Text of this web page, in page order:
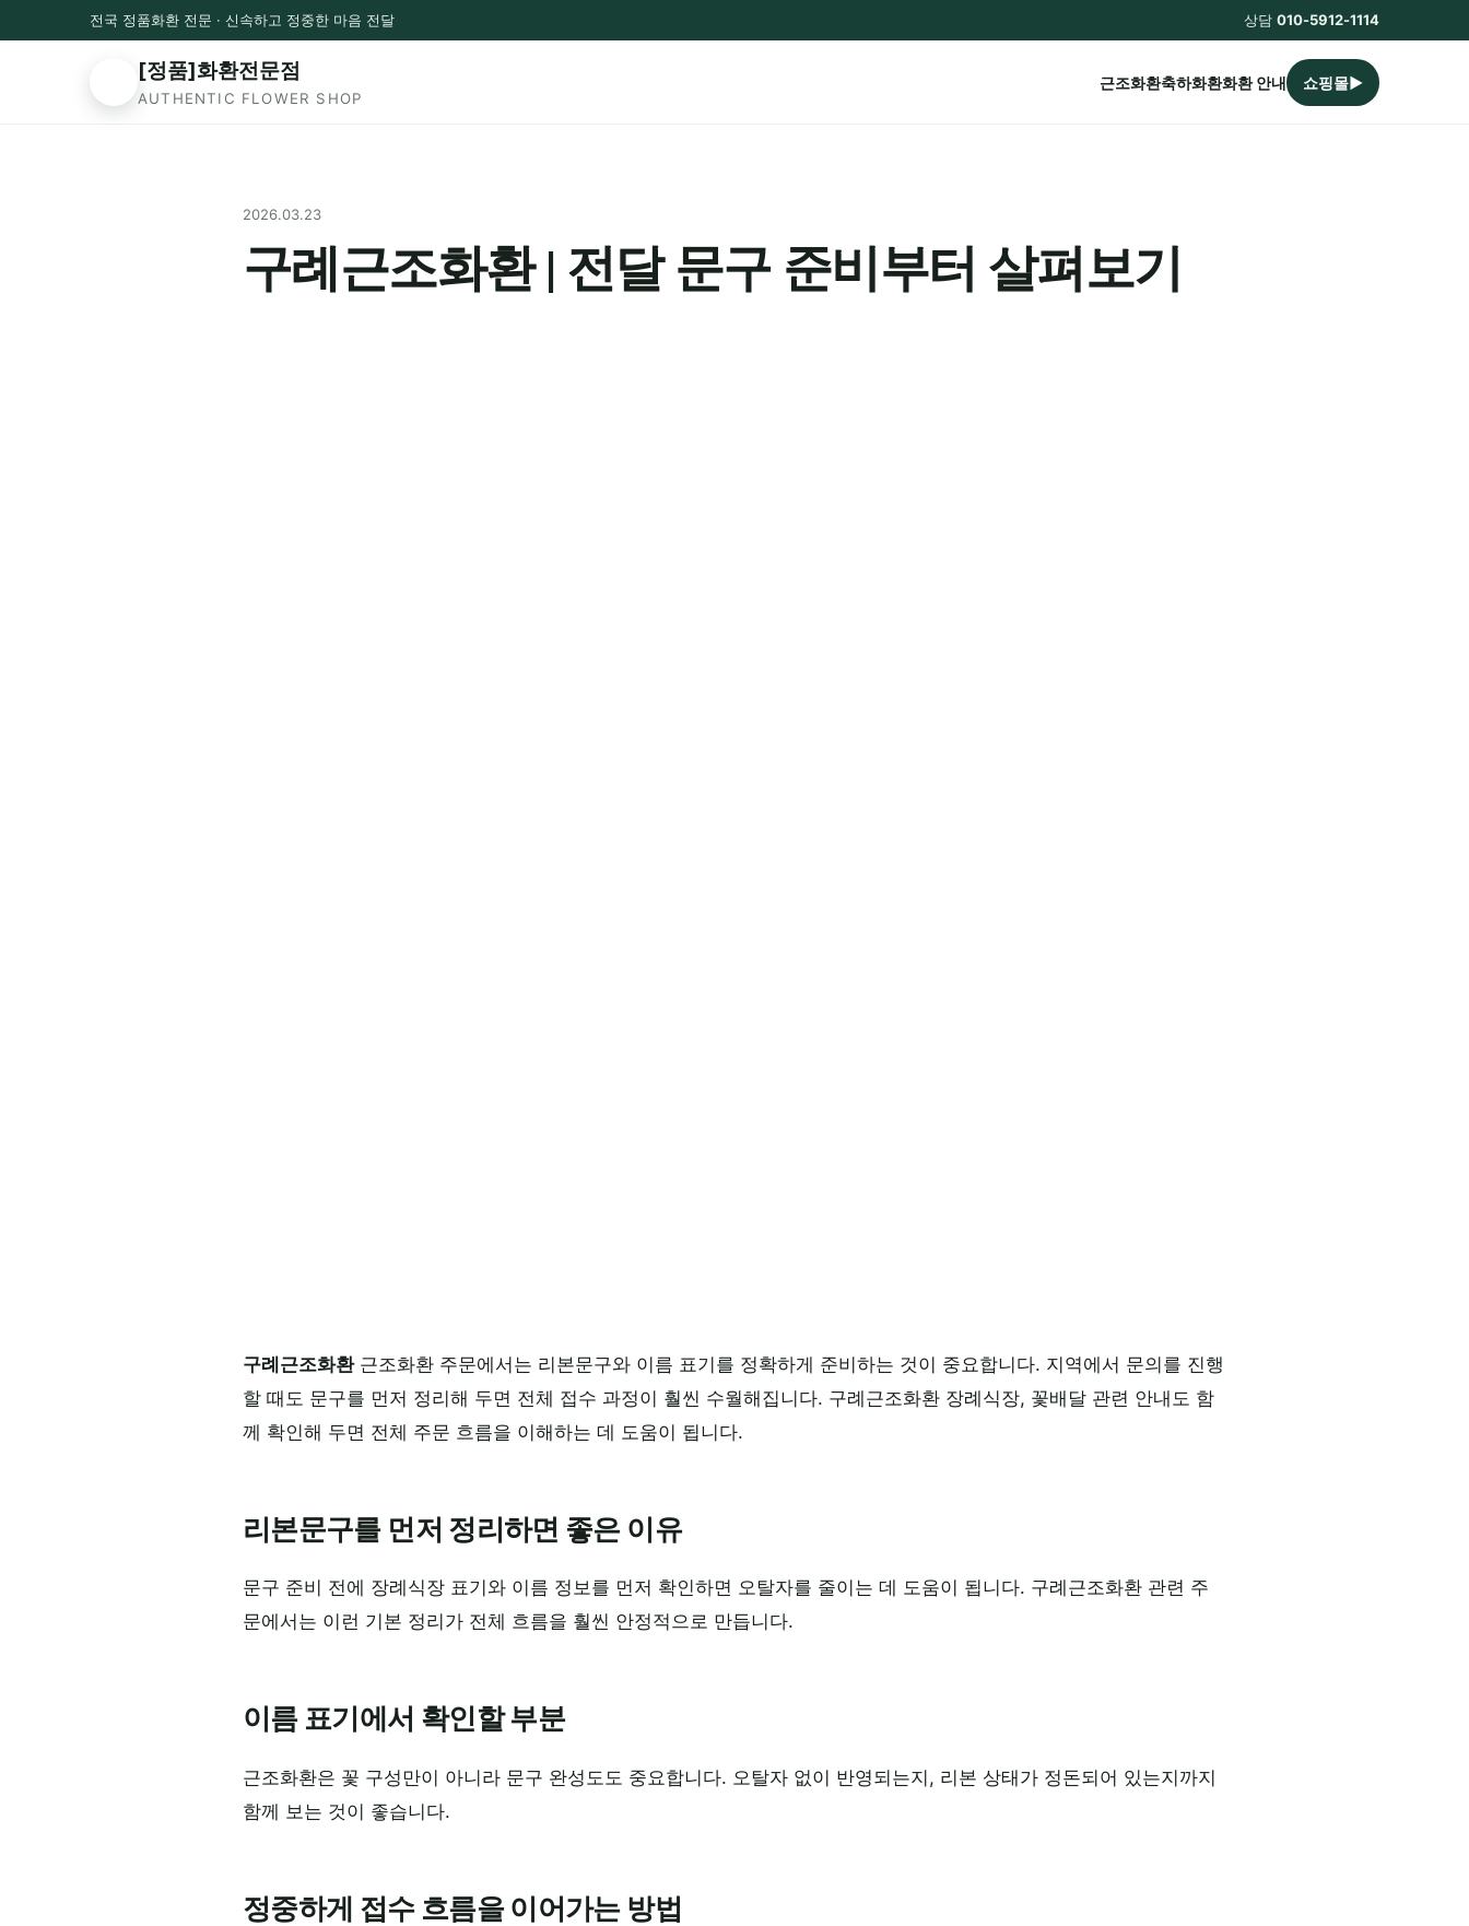
전국 정품화환 전문 · 신속하고 정중한 마음 전달 상담 010-5912-1114
[정품]화환전문점
AUTHENTIC FLOWER SHOP
근조화환축하화환화환 안내 쇼핑몰▶
2026.03.23
구례근조화환 | 전달 문구 준비부터 살펴보기
구례근조화환근조화환 주문에서는 리본문구와 이름 표기를 정확하게 준비하는 것이 중요합니다. 지역에서 문의를 진행
할 때도 문구를 먼저 정리해 두면 전체 접수 과정이 훨씬 수월해집니다. 구례근조화환 장례식장, 꽃배달 관련 안내도 함
께 확인해 두면 전체 주문 흐름을 이해하는 데 도움이 됩니다.
리본문구를 먼저 정리하면 좋은 이유
문구 준비 전에 장례식장 표기와 이름 정보를 먼저 확인하면 오탈자를 줄이는 데 도움이 됩니다. 구례근조화환 관련 주
문에서는 이런 기본 정리가 전체 흐름을 훨씬 안정적으로 만듭니다.
이름 표기에서 확인할 부분
근조화환은 꽃 구성만이 아니라 문구 완성도도 중요합니다. 오탈자 없이 반영되는지, 리본 상태가 정돈되어 있는지까지
함께 보는 것이 좋습니다.
정중하게 접수 흐름을 이어가는 방법